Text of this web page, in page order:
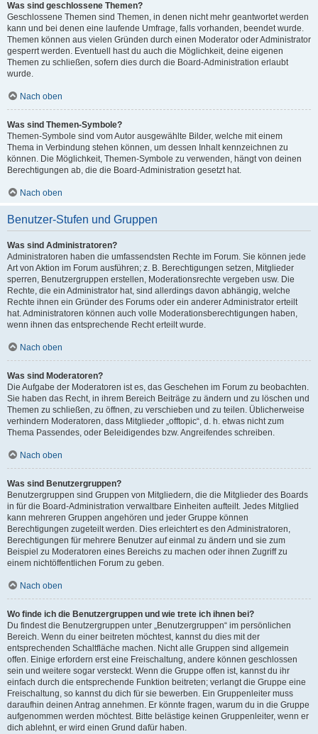
Was sind geschlossene Themen?
Geschlossene Themen sind Themen, in denen nicht mehr geantwortet werden
kann und bei denen eine laufende Umfrage, falls vorhanden, beendet wurde.
Themen können aus vielen Gründen durch einen Moderator oder Administrator
gesperrt werden. Eventuell hast du auch die Möglichkeit, deine eigenen
Themen zu schließen, sofern dies durch die Board-Administration erlaubt
wurde.
Nach oben
Was sind Themen-Symbole?
Themen-Symbole sind vom Autor ausgewählte Bilder, welche mit einem
Thema in Verbindung stehen können, um dessen Inhalt kennzeichnen zu
können. Die Möglichkeit, Themen-Symbole zu verwenden, hängt von deinen
Berechtigungen ab, die die Board-Administration gesetzt hat.
Nach oben
Benutzer-Stufen und Gruppen
Was sind Administratoren?
Administratoren haben die umfassendsten Rechte im Forum. Sie können jede
Art von Aktion im Forum ausführen; z. B. Berechtigungen setzen, Mitglieder
sperren, Benutzergruppen erstellen, Moderationsrechte vergeben usw. Die
Rechte, die ein Administrator hat, sind allerdings davon abhängig, welche
Rechte ihnen ein Gründer des Forums oder ein anderer Administrator erteilt
hat. Administratoren können auch volle Moderationsberechtigungen haben,
wenn ihnen das entsprechende Recht erteilt wurde.
Nach oben
Was sind Moderatoren?
Die Aufgabe der Moderatoren ist es, das Geschehen im Forum zu beobachten.
Sie haben das Recht, in ihrem Bereich Beiträge zu ändern und zu löschen und
Themen zu schließen, zu öffnen, zu verschieben und zu teilen. Üblicherweise
verhindern Moderatoren, dass Mitglieder „offtopic“, d. h. etwas nicht zum
Thema Passendes, oder Beleidigendes bzw. Angreifendes schreiben.
Nach oben
Was sind Benutzergruppen?
Benutzergruppen sind Gruppen von Mitgliedern, die die Mitglieder des Boards
in für die Board-Administration verwaltbare Einheiten aufteilt. Jedes Mitglied
kann mehreren Gruppen angehören und jeder Gruppe können
Berechtigungen zugeteilt werden. Dies erleichtert es den Administratoren,
Berechtigungen für mehrere Benutzer auf einmal zu ändern und sie zum
Beispiel zu Moderatoren eines Bereichs zu machen oder ihnen Zugriff zu
einem nichtöffentlichen Forum zu geben.
Nach oben
Wo finde ich die Benutzergruppen und wie trete ich ihnen bei?
Du findest die Benutzergruppen unter „Benutzergruppen“ im persönlichen
Bereich. Wenn du einer beitreten möchtest, kannst du dies mit der
entsprechenden Schaltfläche machen. Nicht alle Gruppen sind allgemein
offen. Einige erfordern erst eine Freischaltung, andere können geschlossen
sein und weitere sogar versteckt. Wenn die Gruppe offen ist, kannst du ihr
einfach durch die entsprechende Funktion beitreten; verlangt die Gruppe eine
Freischaltung, so kannst du dich für sie bewerben. Ein Gruppenleiter muss
daraufhin deinen Antrag annehmen. Er könnte fragen, warum du in die Gruppe
aufgenommen werden möchtest. Bitte belästige keinen Gruppenleiter, wenn er
dich ablehnt, er wird einen Grund dafür haben.